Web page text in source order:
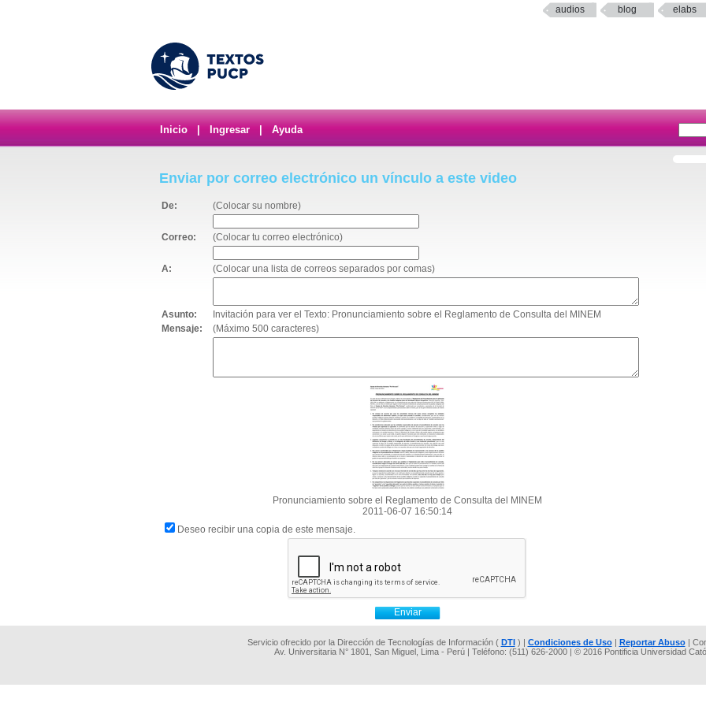
audios blog elabs
Inicio Ingresar Ayuda
Enviar por correo electrónico un vínculo a este video
De: (Colocar su nombre)
Correo: (Colocar tu correo electrónico)
A: (Colocar una lista de correos separados por comas)
Asunto:
Invitación para ver el Texto: Pronunciamiento sobre el Reglamento de Consulta del MINEM
Mensaje:
(Máximo 500 caracteres)
Pronunciamiento sobre el Reglamento de Consulta del MINEM
2011-06-07 16:50:14
Deseo recibir una copia de este mensaje.
Servicio ofrecido por la Dirección de Tecnologías de Información ( DTI) | Condiciones de Uso| Reportar Abuso|
Av. Universitaria N° 1801, San Miguel, Lima - Perú | Teléfono: (511) 626-2000 | © 2016 Pontificia Universidad